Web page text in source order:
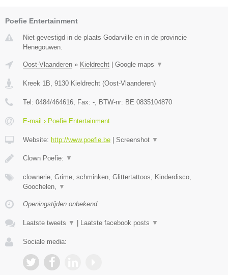
Poefie Entertainment
Niet gevestigd in de plaats Godarville en in de provincie
Henegouwen.
Oost-Vlaanderen » Kieldrecht Google maps ▼
Kreek 1B, 9130 Kieldrecht (Oost-Vlaanderen)
Tel: 0484/464616, Fax: -, BTW-nr: BE 0835104870
E-mail › Poefie Entertainment
Website: http://www.poefie.be Screenshot ▼
Clown Poefie: ▼
clownerie, Grime, schminken, Glittertattoos, Kinderdisco,
Goochelen, ▼
Openingstijden onbekend
Laatste tweets ▼ Laatste facebook posts ▼
Sociale media: